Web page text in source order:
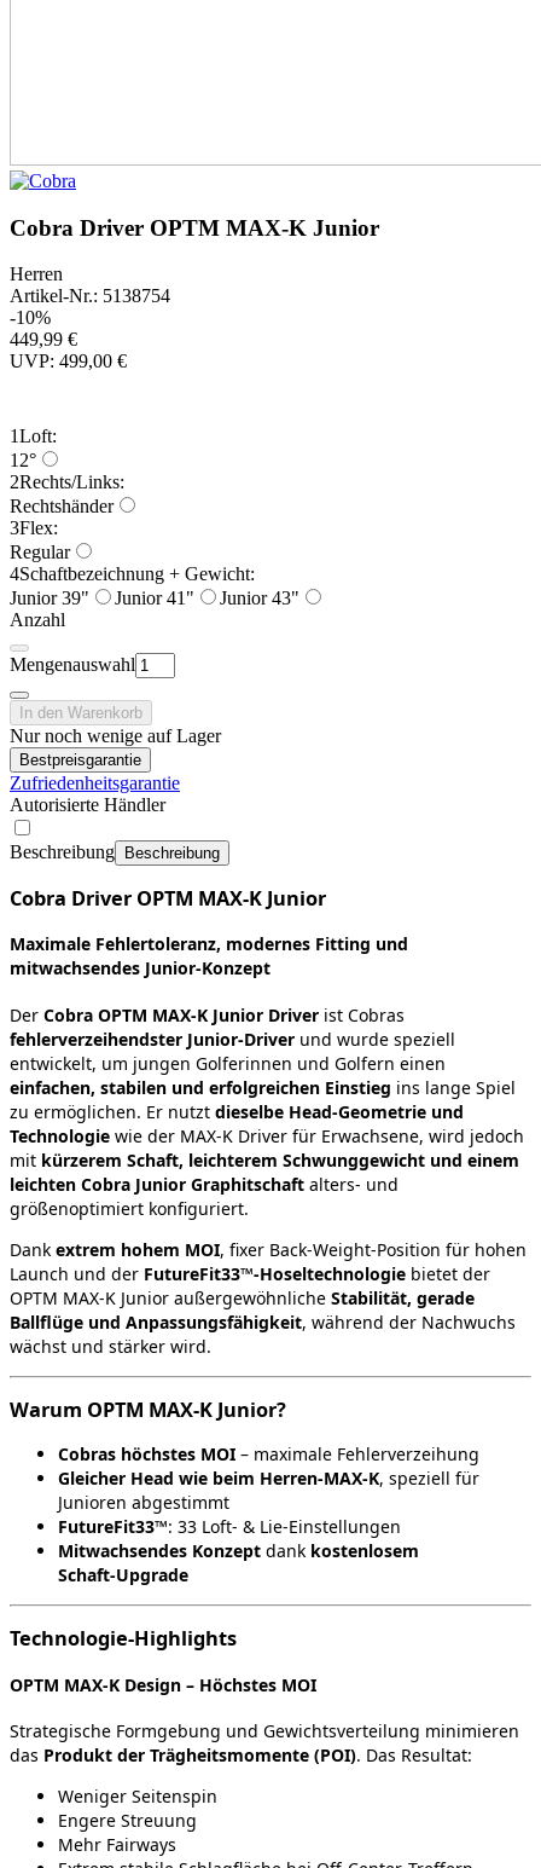
Cobra Driver OPTM MAX-K Junior
Herren
Artikel-Nr.: 5138754
-10%
449,99 €
UVP: 499,00 €
1Loft:
12°
2Rechts/Links:
Rechtshänder
3Flex:
Regular
4Schaftbezeichnung + Gewicht:
Junior 39"
Junior 41"
Junior 43"
Anzahl
Mengenauswahl
In den Warenkorb
Nur noch wenige auf Lager
Bestpreisgarantie
Zufriedenheitsgarantie
Autorisierte Händler
Beschreibung Beschreibung
Cobra Driver OPTM MAX‑K Junior
Maximale Fehlertoleranz, modernes Fitting und
mitwachsendes Junior‑Konzept
Der Cobra OPTM MAX‑K Junior Driver ist Cobras
fehlerverzeihendster Junior‑Driver und wurde speziell
entwickelt, um jungen Golferinnen und Golfern einen
einfachen, stabilen und erfolgreichen Einstieg ins lange Spiel
zu ermöglichen. Er nutzt dieselbe Head‑Geometrie und
Technologie wie der MAX‑K Driver für Erwachsene, wird jedoch
mit kürzerem Schaft, leichterem Schwunggewicht und einem
leichten Cobra Junior Graphitschaft alters‑ und
größenoptimiert konfiguriert.
Dank extrem hohem MOI, fixer Back‑Weight‑Position für hohen
Launch und der FutureFit33™‑Hoseltechnologie bietet der
OPTM MAX‑K Junior außergewöhnliche Stabilität, gerade
Ballflüge und Anpassungsfähigkeit, während der Nachwuchs
wächst und stärker wird.
Warum OPTM MAX‑K Junior?
Cobras höchstes MOI – maximale Fehlerverzeihung
Gleicher Head wie beim Herren‑MAX‑K, speziell für
Junioren abgestimmt
FutureFit33™: 33 Loft‑ & Lie‑Einstellungen
Mitwachsendes Konzept dank kostenlosem
Schaft‑Upgrade
Technologie‑Highlights
OPTM MAX‑K Design – Höchstes MOI
Strategische Formgebung und Gewichtsverteilung minimieren
das Produkt der Trägheitsmomente (POI). Das Resultat:
Weniger Seitenspin
Engere Streuung
Mehr Fairways